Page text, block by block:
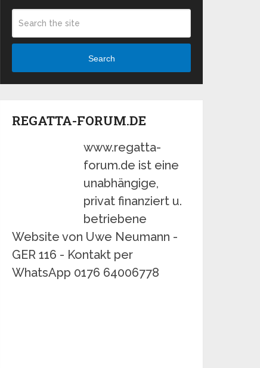
Search
REGATTA-FORUM.DE
www.regatta-
forum.de ist eine
unabhängige,
privat finanziert u.
betriebene
Website von Uwe Neumann -
GER 116 - Kontakt per
WhatsApp 0176 64006778